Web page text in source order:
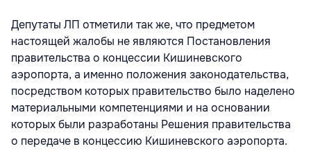
Депутаты ЛП отметили так же, что предметом
настоящей жалобы не являются Постановления
правительства о концессии Кишиневского
аэропорта, а именно положения законодательства,
посредством которых правительство было наделено
материальными компетенциями и на основании
которых были разработаны Решения правительства
о передаче в концессию Кишиневского аэропорта.